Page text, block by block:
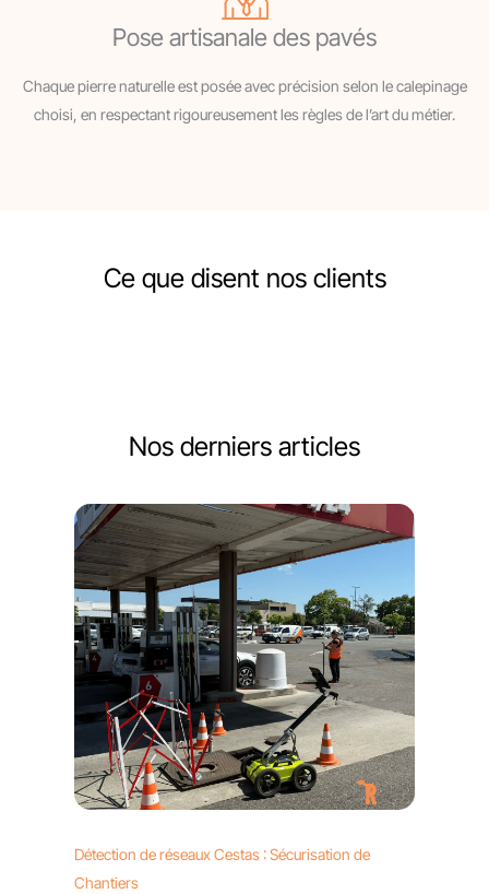
Pose artisanale des pavés
Chaque pierre naturelle est posée avec précision selon le calepinage
choisi, en respectant rigoureusement les règles de l’art du métier.
Ce que disent nos clients
Nos derniers articles
Détection de réseaux Cestas : Sécurisation de
Chantiers